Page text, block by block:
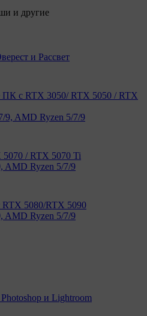
и другие
и Рассвет
с RTX 3050/ RTX 5050 / RTX
9, AMD Ryzen 5/7/9
/ RTX 5070 Ti
AMD Ryzen 5/7/9
5080/RTX 5090
AMD Ryzen 5/7/9
и Lightroom